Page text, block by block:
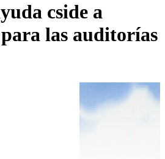
cside a
las auditorías